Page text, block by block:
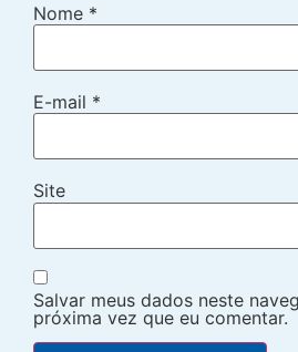
Nome *
E-mail *
Site
Salvar meus dados neste
próxima vez que eu comentar.